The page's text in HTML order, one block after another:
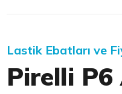
Lastik Ebatları ve
Pirelli